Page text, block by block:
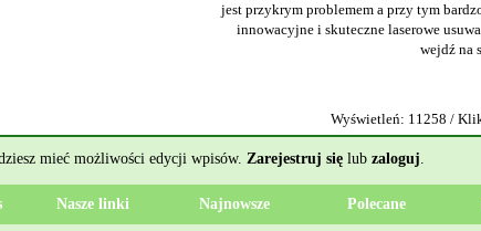
jest przykrym problemem a przy tym
innowacyjne i skuteczne laserowe
wejdź na
Wyświetleń: 11258 /
mieć możliwości edycji wpisów. Zarejestruj się lub zaloguj.
Nasze linki Najnowsze Polecane